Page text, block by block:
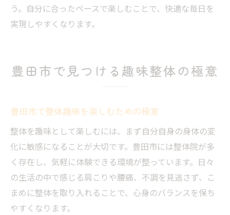
う。自分に合ったペースで楽しむことで、快適な毎日を
実現しやすくなります。
豊田市で見つける趣味整体の極意
豊田市で整体趣味を楽しむための極意
整体を趣味として楽しむには、まず自分自身の身体の変
化に敏感になることが大切です。豊田市には整体院が多
く存在し、気軽に体験できる環境が整っています。日々
の生活の中で感じる肩こりや腰痛、不調を見逃さず、こ
まめに整体を取り入れることで、心身のバランスを保ち
やすくなります。